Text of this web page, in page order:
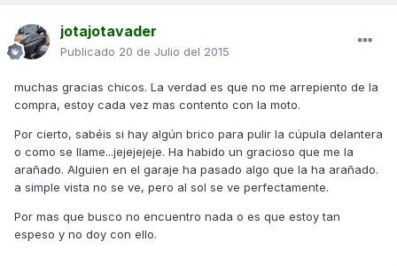
jotajotavader
Publicado 20 de Julio del 2015
muchas gracias chicos. La verdad es que no me arrepiento de la
compra, estoy cada vez mas contento con la moto.
Por cierto, sabéis si hay algún brico para pulir la cúpula delantera
o como se llame...jejejejeje. Ha habido un gracioso que me la
arañado. Alguien en el garaje ha pasado algo que la ha arañado.
a simple vista no se ve, pero al sol se ve perfectamente.
Por mas que busco no encuentro nada o es que estoy tan
espeso y no doy con ello.